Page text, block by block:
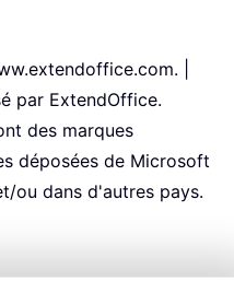
|
par ExtendOffice.
des marques
déposées de Microsoft
ou dans d'autres pays.